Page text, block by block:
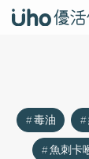
毒油
魚刺卡